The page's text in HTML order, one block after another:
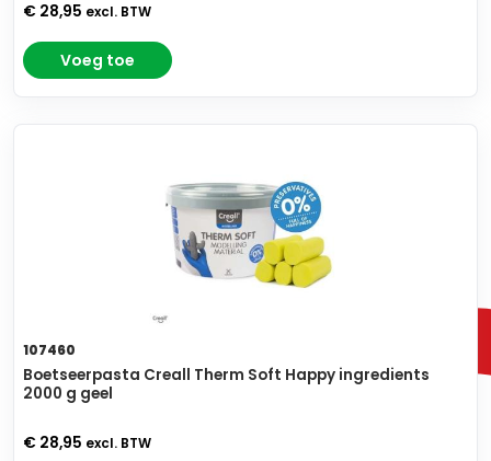
€ 28,95 excl. BTW
Voeg toe
107460
Boetseerpasta Creall Therm Soft Happy ingredients
2000 g geel
€ 28,95 excl. BTW